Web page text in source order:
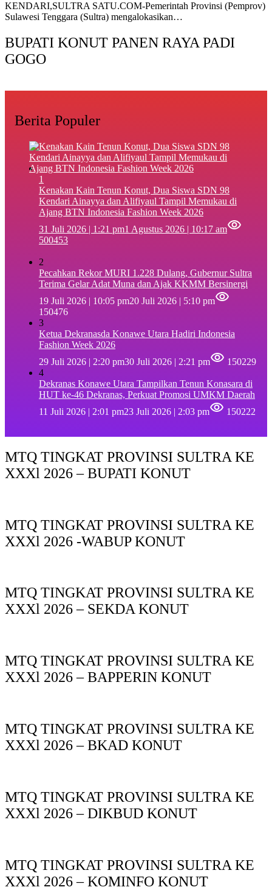
KENDARI,SULTRA SATU.COM-Pemerintah Provinsi (Pemprov)
Sulawesi Tenggara (Sultra) mengalokasikan…
BUPATI KONUT PANEN RAYA PADI
GOGO
Berita Populer
1
‎Kenakan Kain Tenun Konut, Dua Siswa SDN 98
Kendari Ainayya dan Alifiyaul Tampil Memukau di
Ajang BTN Indonesia Fashion Week 2026
31 Juli 2026 | 1:21 pm1 Agustus 2026 | 10:17 am
500453
2
Pecahkan Rekor MURI 1.228 Dulang, Gubernur Sultra
Terima Gelar Adat Muna dan Ajak KKMM Bersinergi
19 Juli 2026 | 10:05 pm20 Juli 2026 | 5:10 pm
150476
3
Ketua Dekranasda Konawe Utara Hadiri Indonesia
Fashion Week 2026
29 Juli 2026 | 2:20 pm30 Juli 2026 | 2:21 pm
150229
4
Dekranas Konawe Utara Tampilkan Tenun Konasara di
HUT ke-46 Dekranas, Perkuat Promosi UMKM Daerah
11 Juli 2026 | 2:01 pm23 Juli 2026 | 2:03 pm 150222
MTQ TINGKAT PROVINSI SULTRA KE
XXXl 2026 – BUPATI KONUT
MTQ TINGKAT PROVINSI SULTRA KE
XXXl 2026 -WABUP KONUT
MTQ TINGKAT PROVINSI SULTRA KE
XXXl 2026 – SEKDA KONUT
MTQ TINGKAT PROVINSI SULTRA KE
XXXl 2026 – BAPPERIN KONUT
MTQ TINGKAT PROVINSI SULTRA KE
XXXl 2026 – BKAD KONUT
MTQ TINGKAT PROVINSI SULTRA KE
XXXl 2026 – DIKBUD KONUT
MTQ TINGKAT PROVINSI SULTRA KE
XXXl 2026 – KOMINFO KONUT